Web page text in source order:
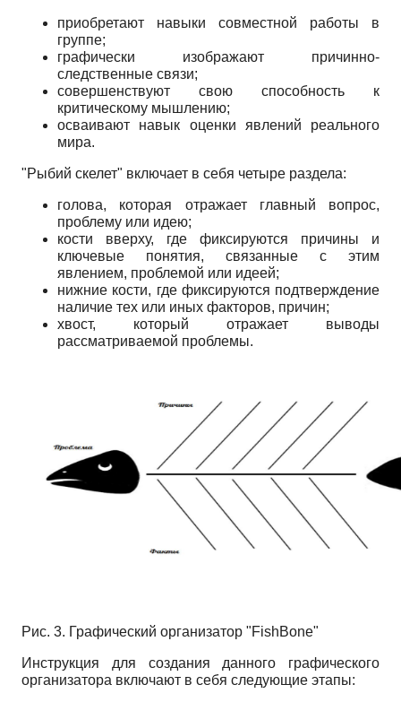
приобретают навыки совместной работы в
группе;
графически изображают причинно-
следственные связи;
совершенствуют свою способность к
критическому мышлению;
осваивают навык оценки явлений реального
мира.
"Рыбий скелет" включает в себя четыре раздела:
голова, которая отражает главный вопрос,
проблему или идею;
кости вверху, где фиксируются причины и
ключевые понятия, связанные с этим
явлением, проблемой или идеей;
нижние кости, где фиксируются подтверждение
наличие тех или иных факторов, причин;
хвост, который отражает выводы
рассматриваемой проблемы.
Рис. 3. Графический организатор "FishBone"
Инструкция для создания данного графического
организатора включают в себя следующие этапы: